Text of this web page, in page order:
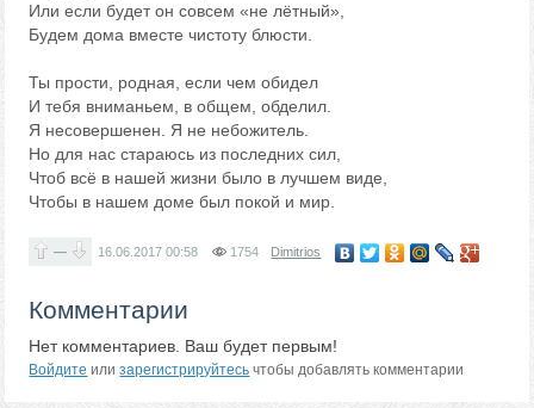
Или если будет он совсем «не лётный»,
Будем дома вместе чистоту блюсти.
Ты прости, родная, если чем обидел
И тебя вниманьем, в общем, обделил.
Я несовершенен. Я не небожитель.
Но для нас стараюсь из последних сил,
Чтоб всё в нашей жизни было в лучшем виде,
Чтобы в нашем доме был покой и мир.
— 16.06.201700:58 1754 Dimitrios
Комментарии
Нет комментариев. Ваш будет первым!
Войдите илизарегистрируйтесь чтобы добавлять комментарии